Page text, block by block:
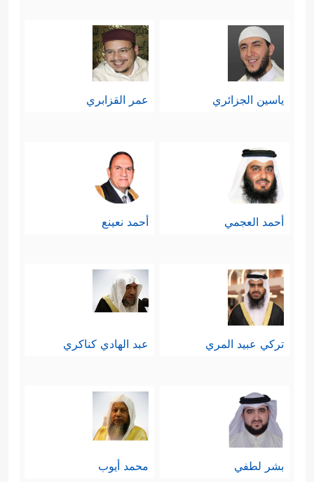
﴿١١٥﴾
فَتَعَـٰلَى ٱللَّهُ ٱلۡمَلِكُ ٱلۡحَقُّۖ لَاۤ إِلَـٰهَ إِلَّا هُوَ رَبُّ
ٱلۡعَرۡشِ ٱلۡكَرِیمِ﴾
ياسين الجزائري عمر القزابري
أحمد العجمي أحمد نعينع
تركي عبيد المري عبد الهادي كناكري
بشر لطفي محمد أيوب